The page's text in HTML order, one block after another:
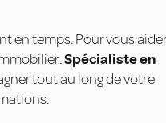
en temps. Pour vous
Spécialiste en
tout au long de votre